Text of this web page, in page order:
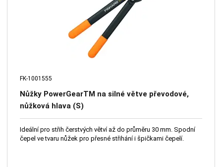
FK-1001555
Nůžky PowerGearTM na silné větve převodové,
nůžková hlava (S)
Ideální pro střih čerstvých větví až do průměru 30 mm. Spodní
čepel ve tvaru nůžek pro přesné střihání i špičkami čepelí.